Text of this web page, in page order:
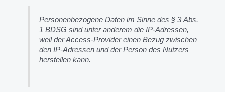
Personenbezogene Daten im Sinne des § 3 Abs.
1 BDSG sind unter anderem die IP-Adressen,
weil der Access-Provider einen Bezug zwischen
den IP-Adressen und der Person des Nutzers
herstellen kann.